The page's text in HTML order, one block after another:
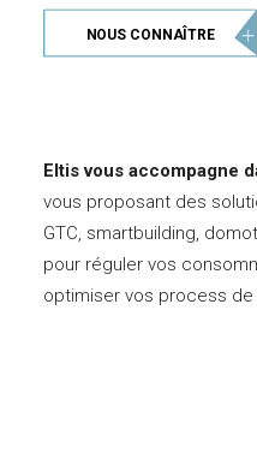
NOUS CONNAÎTRE
Eltis vous accompagne
vous proposant des
GTC, smartbuilding,
pour réguler vos
optimiser vos process